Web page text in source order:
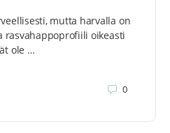
mutta harvalla on
rasvahappoprofiili oikeasti
ole …
0